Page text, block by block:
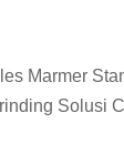
Marmer
Solusi